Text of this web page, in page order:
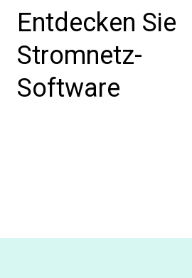
Entdecken Sie
Stromnetz-
Software